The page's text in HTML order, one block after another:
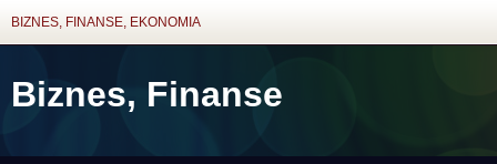
BIZNES, FINANSE, EKONOMIA
Biznes, Finanse